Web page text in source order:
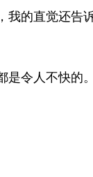
的直觉还告
是令人不快的